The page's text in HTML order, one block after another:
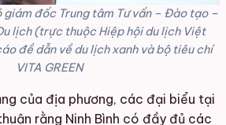
giám đốc Trung tâm Tư vấn – Đào tạo –
lịch (trực thuộc Hiệp hội du lịch Việt
đề dẫn về du lịch xanh và bộ tiêu chí
VITA GREEN
của địa phương, các đại biểu tại
rằng Ninh Bình có đầy đủ các